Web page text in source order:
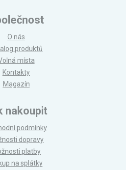
O nás
produktů
místa
Kontakty
Magazín
nakoupit
podmínky
dopravy
platby
na splátky